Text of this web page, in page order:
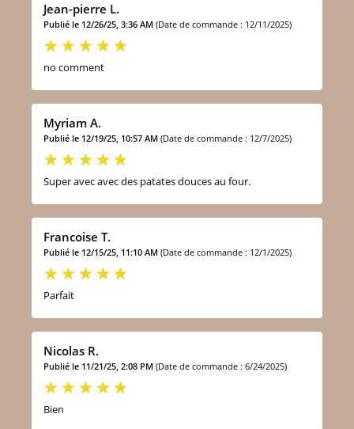
Jean-pierre L.
Publié le 12/26/25, 3:36 AM (Date de commande : 12/11/2025)
no comment
Myriam A.
Publié le 12/19/25, 10:57 AM (Date de commande : 12/7/2025)
Super avec avec des patates douces au four.
Francoise T.
Publié le 12/15/25, 11:10 AM (Date de commande : 12/1/2025)
Parfait
Nicolas R.
Publié le 11/21/25, 2:08 PM (Date de commande : 6/24/2025)
Bien